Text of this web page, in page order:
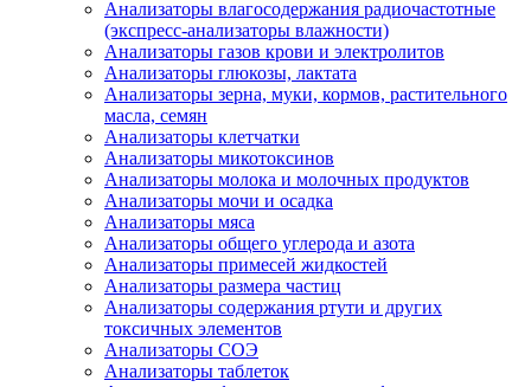
Анализаторы влагосодержания радиочастотные
(экспресс-анализаторы влажности)
Анализаторы газов крови и электролитов
Анализаторы глюкозы, лактата
Анализаторы зерна, муки, кормов, растительного
масла, семян
Анализаторы клетчатки
Анализаторы микотоксинов
Анализаторы молока и молочных продуктов
Анализаторы мочи и осадка
Анализаторы мяса
Анализаторы общего углерода и азота
Анализаторы примесей жидкостей
Анализаторы размера частиц
Анализаторы содержания ртути и других
токсичных элементов
Анализаторы СОЭ
Анализаторы таблеток